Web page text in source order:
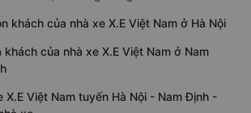
khách của nhà xe X.E Việt Nam ở Hà Nội
của nhà xe X.E Việt Nam ở Nam
X.E Việt Nam tuyến Hà Nội - Nam Định -